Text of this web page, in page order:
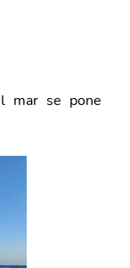
mar se pone